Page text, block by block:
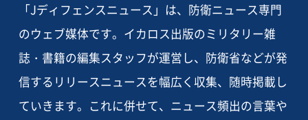
「Jディフェンスニュース」は、防衛ニュース専門
のウェブ媒体です。イカロス出版のミリタリー雑
誌・書籍の編集スタッフが運営し、防衛省などが発
信するリリースニュースを幅広く収集、随時掲載し
ていきます。これに併せて、ニュース頻出の言葉や